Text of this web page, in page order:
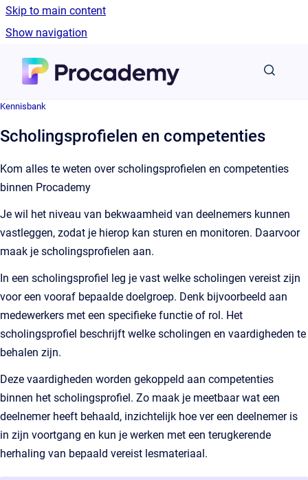
Skip to main content
Show navigation
Kennisbank
Scholingsprofielen en competenties
Kom alles te weten over scholingsprofielen en competenties
binnen Procademy
Je wil het niveau van bekwaamheid van deelnemers kunnen
vastleggen, zodat je hierop kan sturen en monitoren. Daarvoor
maak je scholingsprofielen aan.
In een scholingsprofiel leg je vast welke scholingen vereist zijn
voor een vooraf bepaalde doelgroep. Denk bijvoorbeeld aan
medewerkers met een specifieke functie of rol. Het
scholingsprofiel beschrijft welke scholingen en vaardigheden te
behalen zijn.
Deze vaardigheden worden gekoppeld aan competenties
binnen het scholingsprofiel. Zo maak je meetbaar wat een
deelnemer heeft behaald, inzichtelijk hoe ver een deelnemer is
in zijn voortgang en kun je werken met een terugkerende
herhaling van bepaald vereist lesmateriaal.